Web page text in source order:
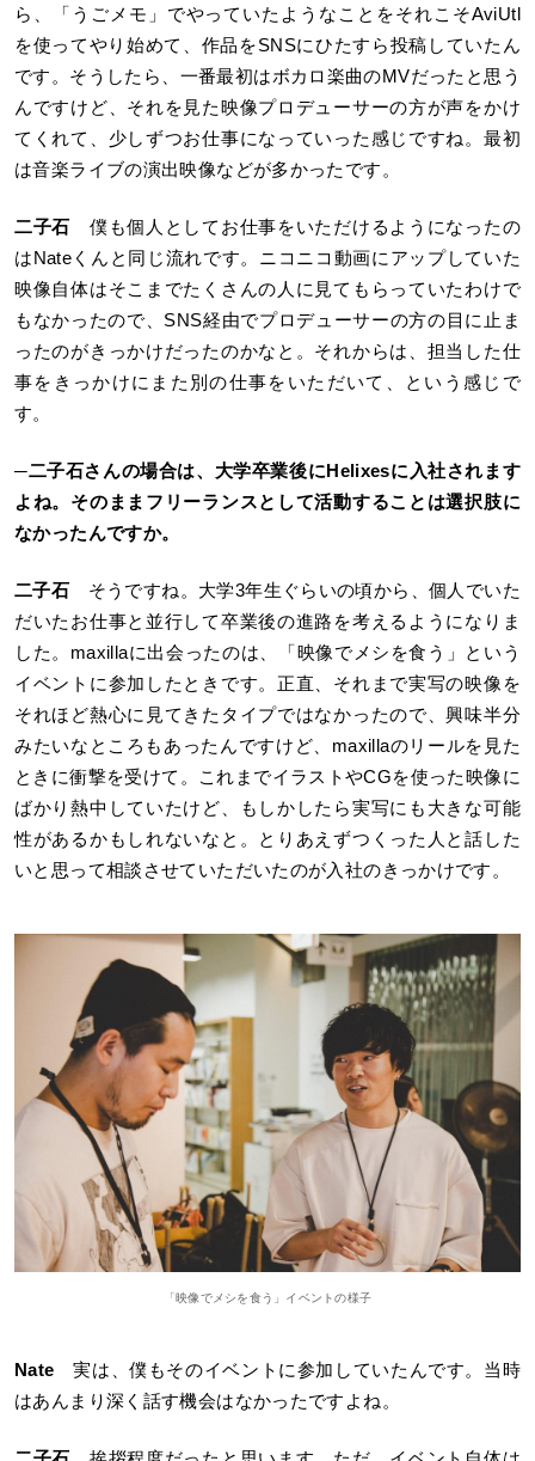
ら、「うごメモ」でやっていたようなことをそれこそAviUtl
を使ってやり始めて、作品をSNSにひたすら投稿していたん
です。そうしたら、一番最初はボカロ楽曲のMVだったと思う
んですけど、それを見た映像プロデューサーの方が声をかけ
てくれて、少しずつお仕事になっていった感じですね。最初
は音楽ライブの演出映像などが多かったです。
二子石 僕も個人としてお仕事をいただけるようになったの
はNateくんと同じ流れです。ニコニコ動画にアップしていた
映像自体はそこまでたくさんの人に見てもらっていたわけで
もなかったので、SNS経由でプロデューサーの方の目に止ま
ったのがきっかけだったのかなと。それからは、担当した仕
事をきっかけにまた別の仕事をいただいて、という感じで
す。
─二子石さんの場合は、大学卒業後にHelixesに入社されます
よね。そのままフリーランスとして活動することは選択肢に
なかったんですか。
二子石 そうですね。大学3年生ぐらいの頃から、個人でいた
だいたお仕事と並行して卒業後の進路を考えるようになりま
した。maxillaに出会ったのは、「映像でメシを食う」という
イベントに参加したときです。正直、それまで実写の映像を
それほど熱心に見てきたタイプではなかったので、興味半分
みたいなところもあったんですけど、maxillaのリールを見た
ときに衝撃を受けて。これまでイラストやCGを使った映像に
ばかり熱中していたけど、もしかしたら実写にも大きな可能
性があるかもしれないなと。とりあえずつくった人と話した
いと思って相談させていただいたのが入社のきっかけです。
「映像でメシを食う」イベントの様子
Nate 実は、僕もそのイベントに参加していたんです。当時
はあんまり深く話す機会はなかったですよね。